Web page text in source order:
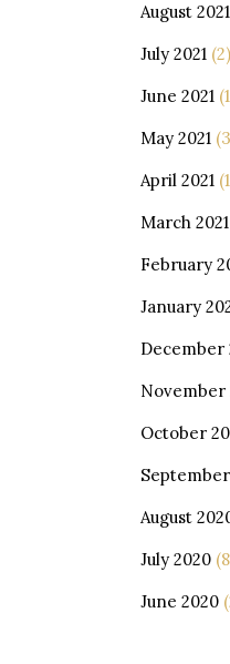
August 2021
July 2021(2)
June 2021
May 2021
April 2021
March 2021
February
January
December
November
October
August
July 2020
June 2020